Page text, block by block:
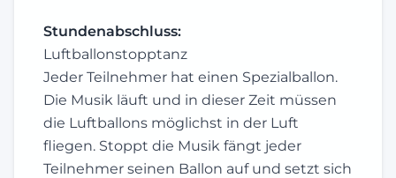
Stundenabschluss:
Luftballonstopptanz
Jeder Teilnehmer hat einen Spezialballon.
Die Musik läuft und in dieser Zeit müssen
die Luftballons möglichst in der Luft
fliegen. Stoppt die Musik fängt jeder
Teilnehmer seinen Ballon auf und setzt sich